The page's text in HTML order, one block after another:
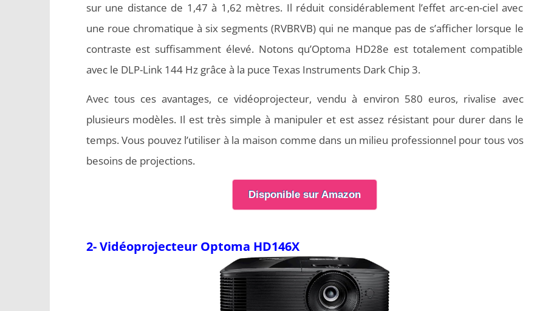
sur une distance de 1,47 à 1,62 mètres. Il réduit considérablement l’effet arc-en-ciel avec
une roue chromatique à six segments (RVBRVB) qui ne manque pas de s’afficher lorsque le
contraste est suffisamment élevé. Notons qu’Optoma HD28e est totalement compatible
avec le DLP-Link 144 Hz grâce à la puce Texas Instruments Dark Chip 3.
Avec tous ces avantages, ce vidéoprojecteur, vendu à environ 580 euros, rivalise avec
plusieurs modèles. Il est très simple à manipuler et est assez résistant pour durer dans le
temps. Vous pouvez l’utiliser à la maison comme dans un milieu professionnel pour tous vos
besoins de projections.
Disponible sur Amazon
2- Vidéoprojecteur Optoma HD146X